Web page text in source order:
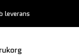
leverans